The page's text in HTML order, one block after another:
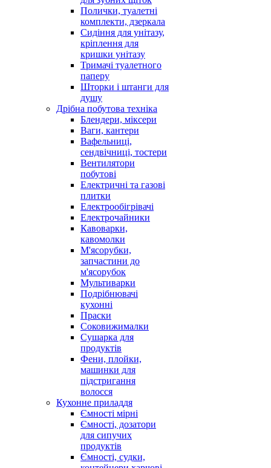
Полички, туалетні
комплекти, дзеркала
Сидіння для унітазу,
кріплення для
кришки унітазу
Тримачі туалетного
паперу
Шторки і штанги для
душу
Дрібна побутова техніка
Блендери, міксери
Ваги, кантери
Вафельниці,
сендвічниці, тостери
Вентилятори
побутові
Електричні та газові
плитки
Електрообігрівачі
Електрочайники
Кавоварки,
кавомолки
М'ясорубки,
запчастини до
м'ясорубок
Мультиварки
Подрібнювачі
кухонні
Праски
Соковижималки
Сушарка для
продуктів
Фени, плойки,
машинки для
підстригання
волосся
Кухонне приладдя
Ємності мірні
Ємності, дозатори
для сипучих
продуктів
Ємності, судки,